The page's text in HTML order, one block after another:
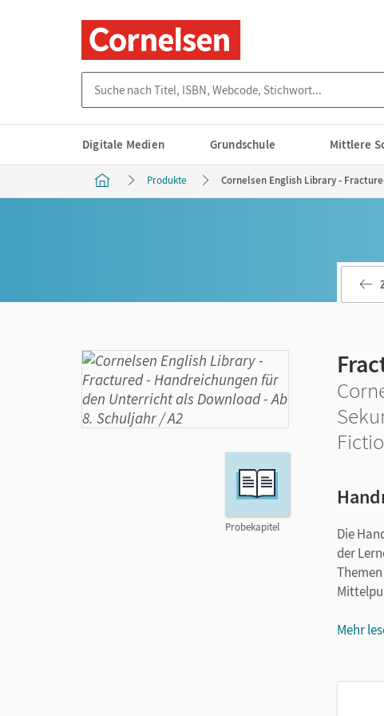
Digitale Medien Grundschule Mittlere
Produkte Cornelsen English Library -
Probekapitel Die
der
Die
Mehr